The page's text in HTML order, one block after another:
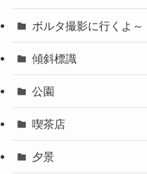
ボルタ撮影に行くよ～
傾斜標識
公園
喫茶店
夕景